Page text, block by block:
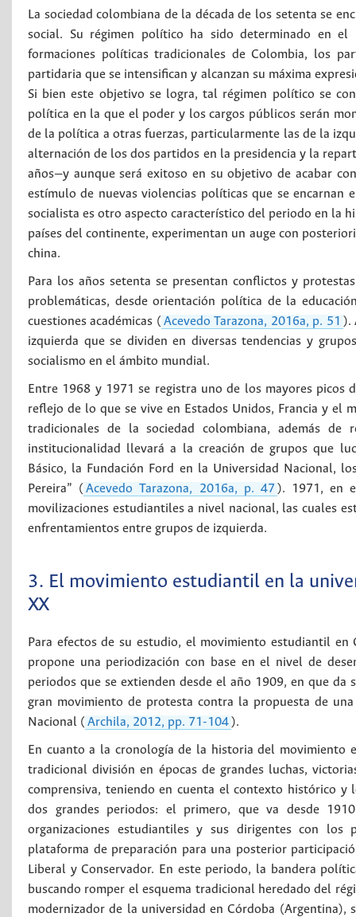
La sociedad colombiana de la década de los setenta se
social. Su régimen político ha sido determinado en
formaciones políticas tradicionales de Colombia, los
partidaria que se intensifican y alcanzan su máxima
Si bien este objetivo se logra, tal régimen político se
política en la que el poder y los cargos públicos serán
de la política a otras fuerzas, particularmente las de la
alternación de los dos partidos en la presidencia y la
años—y aunque será exitoso en su objetivo de acabar
estímulo de nuevas violencias políticas que se
socialista es otro aspecto característico del periodo en la
países del continente, experimentan un auge con
china.
Para los años setenta se presentan conflictos y
problemáticas, desde orientación política de la
cuestiones académicas ( Acevedo Tarazona, 2016a, p. 51 ).
izquierda que se dividen en diversas tendencias y
socialismo en el ámbito mundial.
Entre 1968 y 1971 se registra uno de los mayores picos
reflejo de lo que se vive en Estados Unidos, Francia y el
tradicionales de la sociedad colombiana, además
institucionalidad llevará a la creación de grupos que
Básico, la Fundación Ford en la Universidad Nacional,
Pereira” ( Acevedo Tarazona, 2016a, p. 47 ). 1971, en
movilizaciones estudiantiles a nivel nacional, las cuales
enfrentamientos entre grupos de izquierda.
3. El movimiento estudiantil en la
XX
Para efectos de su estudio, el movimiento estudiantil
propone una periodización con base en el nivel de
periodos que se extienden desde el año 1909, en que
gran movimiento de protesta contra la propuesta de
Nacional ( Archila, 2012, pp. 71-104 ).
En cuanto a la cronología de la historia del movimiento
tradicional división en épocas de grandes luchas,
comprensiva, teniendo en cuenta el contexto histórico y
dos grandes periodos: el primero, que va desde
organizaciones estudiantiles y sus dirigentes con
plataforma de preparación para una posterior
Liberal y Conservador. En este periodo, la bandera
buscando romper el esquema tradicional heredado del
modernizador de la universidad en Córdoba (Argentina),